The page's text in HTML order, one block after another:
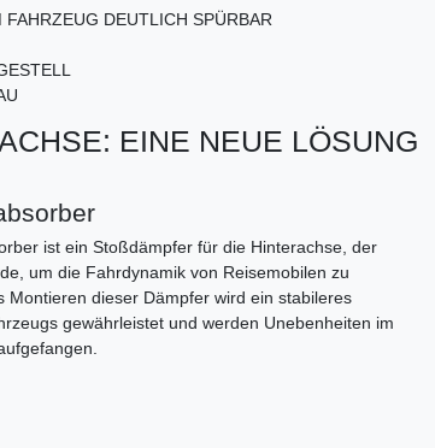
DEUTLICH SPÜRBAR
EINE NEUE LÖSUNG
ist ein Stoßdämpfer für die Hinterachse, der
um die Fahrdynamik von Reisemobilen zu
Montieren dieser Dämpfer wird ein stabileres
gewährleistet und werden Unebenheiten im